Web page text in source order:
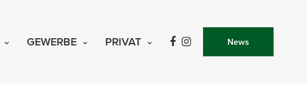
GEWERBE PRIVAT News
sind die